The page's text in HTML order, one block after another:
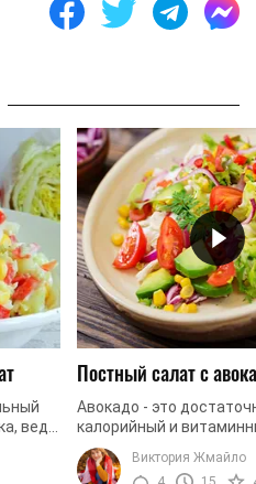
ведь
Постный салат с
Авокадо - это
калорийный и
Он является
количества витаминов
Виктория Жмайло